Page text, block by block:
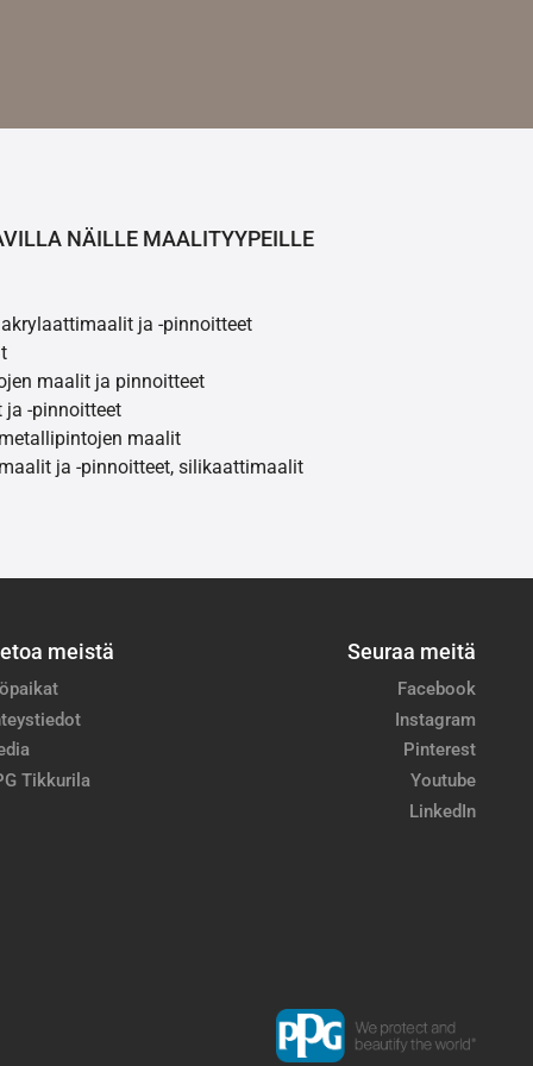
NÄILLE MAALITYYPEILLE
ja -pinnoitteet
maalit ja pinnoitteet
ja -pinnoitteet
maalit
ja -pinnoitteet, silikaattimaalit
meistä
Tikkurila
Seuraa meitä
Facebook
Instagram
Pinterest
Youtube
LinkedIn